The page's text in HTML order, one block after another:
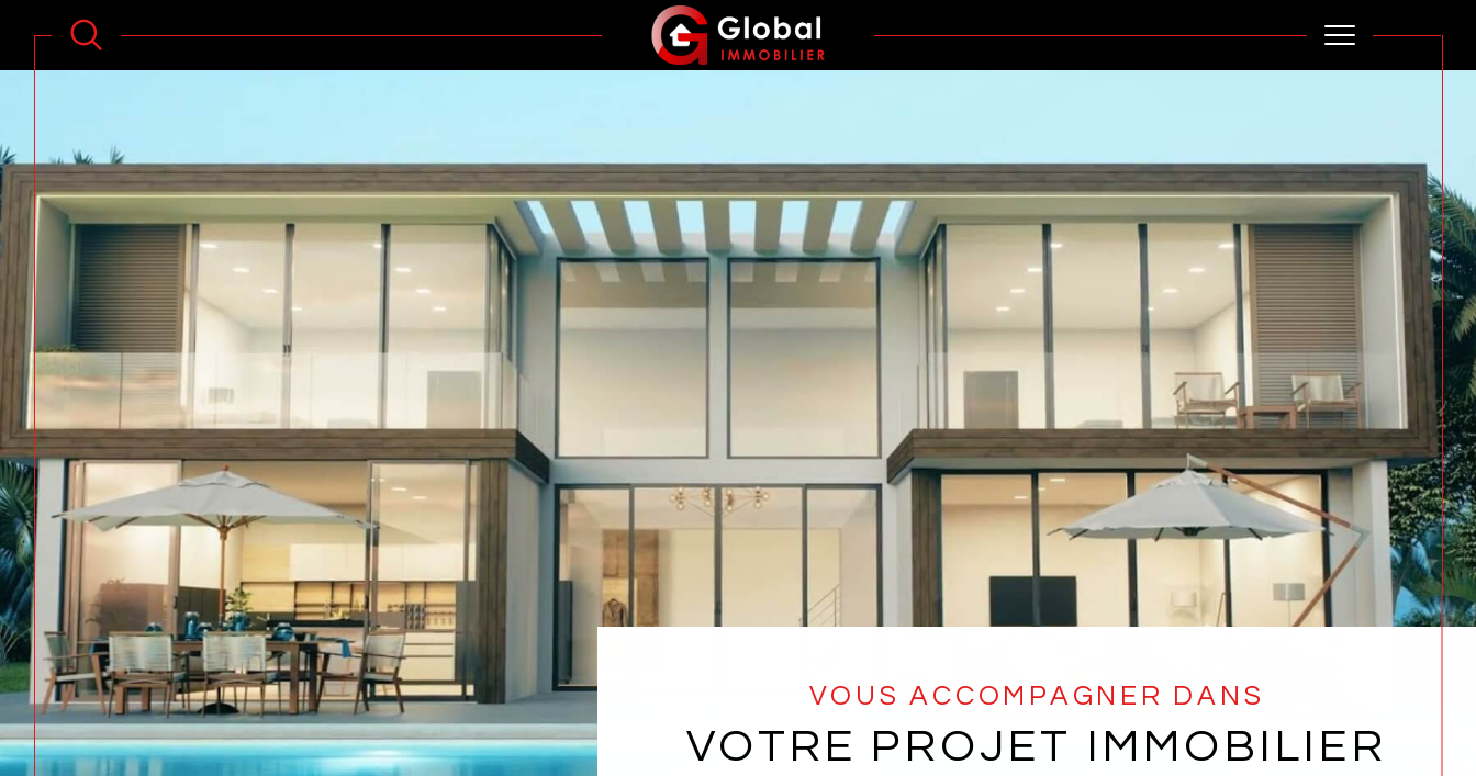
VOUS ACCOMPAGNER DANS
VOTRE PROJET IMMOBILIER